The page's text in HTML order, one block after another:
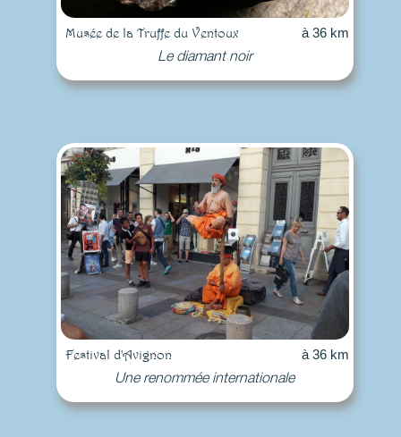
Musée de la Truffe du Ventoux à 36 km
Le diamant noir
Festival d'Avignon à 36 km
Une renommée internationale